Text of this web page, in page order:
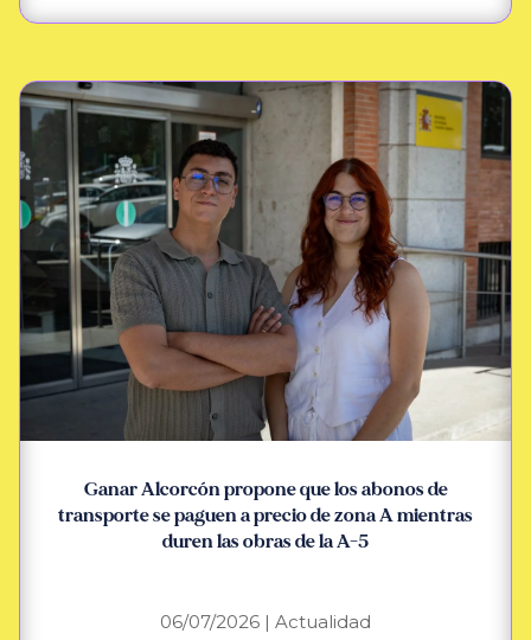
Ganar Alcorcón propone que los abonos de
transporte se paguen a precio de zona A mientras
duren las obras de la A-5
06/07/2026 | Actualidad